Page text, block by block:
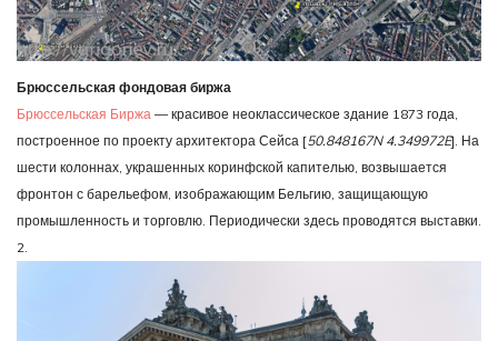
Брюссельская фондовая биржа
Брюссельская Биржа — красивое неоклассическое здание 1873 года,
построенное по проекту архитектора Сейса [50.848167N 4.349972E]. На
шести колоннах, украшенных коринфской капителью, возвышается
фронтон с барельефом, изображающим Бельгию, защищающую
промышленность и торговлю. Периодически здесь проводятся выставки.
2.